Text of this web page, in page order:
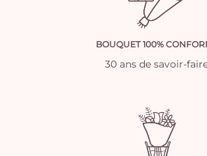
BOUQUET 100%
30 ans de savoir-